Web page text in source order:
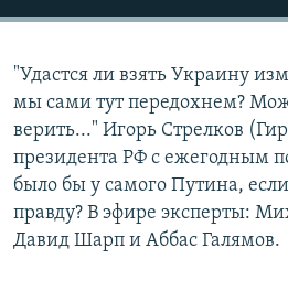
"Удастся ли взять Украину
мы сами тут передохнем?
верить..." Игорь Стрелков
президента РФ с ежегодным
было бы у самого Путина,
правду? В эфире эксперты:
Давид Шарп и Аббас Галямов.